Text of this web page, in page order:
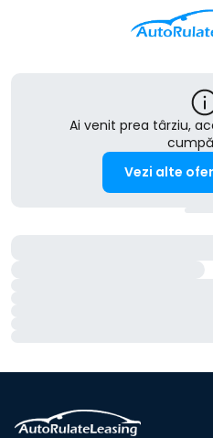
Ai venit prea târziu,
Vezi alte